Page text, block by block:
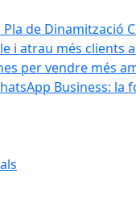
de Dinamització
i atrau més clients
per vendre més
Business: